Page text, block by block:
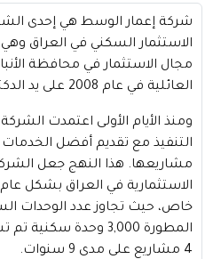
شركة إعمار الوسط هي إحدى
الاستثمار السكني في العراق وهي
مجال الاستثمار في محافظة
العائلية في عام 2008 على يد الدكتور عمر الراوي وأبنائه.
ومنذ الأيام الأولى اعتمدت
التنفيذ مع تقديم أفضل
مشاريعها. هذا النهج جعل
الاستثمارية في العراق بشكل
خاص، حيث تجاوز عدد الوحدات
المطورة 3,000 وحدة
4 مشاريع على مدى 9 سنوات.